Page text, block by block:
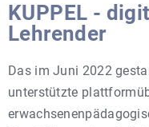
KUPPEL -
Lehrender
Das im Juni 2022
unterstützte